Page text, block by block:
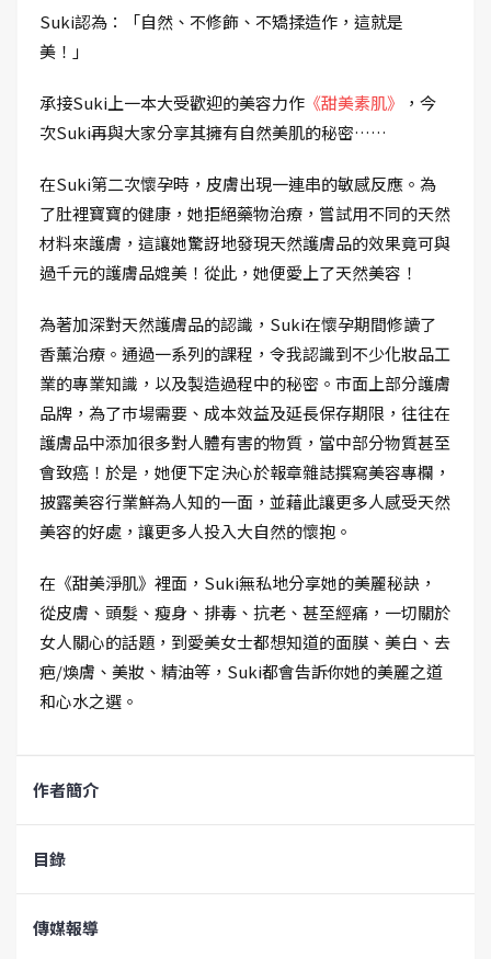
Suki認為：「自然、不修飾、不矯揉造作，這就是
美！」
承接Suki上一本大受歡迎的美容力作 《甜美素肌》
，今
次Suki再與大家分享其擁有自然美肌的秘密……
在Suki第二次懷孕時，皮膚出現一連串的敏感反應。為
了肚裡寶寶的健康，她拒絕藥物治療，嘗試用不同的天然
材料來護膚，這讓她驚訝地發現天然護膚品的效果竟可與
過千元的護膚品媲美！從此，她便愛上了天然美容！
為著加深對天然護膚品的認識，Suki在懷孕期間修讀了
香薰治療。通過一系列的課程，令我認識到不少化妝品工
業的專業知識，以及製造過程中的秘密。市面上部分護膚
品牌，為了巿場需要、成本效益及延長保存期限，往往在
護膚品中添加很多對人體有害的物質，當中部分物質甚至
會致癌！於是，她便下定決心於報章雜誌撰寫美容專欄，
披露美容行業鮮為人知的一面，並藉此讓更多人感受天然
美容的好處，讓更多人投入大自然的懷抱。
在《甜美淨肌》裡面，Suki無私地分享她的美麗秘訣，
從皮膚、頭髮、瘦身、排毒、抗老、甚至經痛，一切關於
女人關心的話題，到愛美女士都想知道的面膜、美白、去
疤/煥膚、美妝、精油等，Suki都會告訴你她的美麗之道
和心水之選。
作者簡介
目錄
傳媒報導